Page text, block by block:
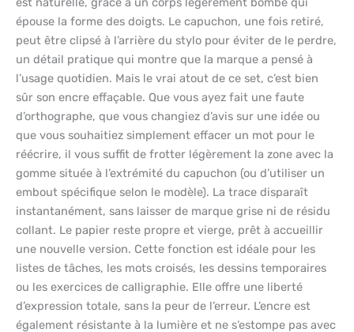
épouse la forme des doigts. Le capuchon, une fois retiré,
peut être clipsé à l’arrière du stylo pour éviter de le perdre,
un détail pratique qui montre que la marque a pensé à
l’usage quotidien. Mais le vrai atout de ce set, c’est bien
sûr son encre effaçable. Que vous ayez fait une faute
d’orthographe, que vous changiez d’avis sur une idée ou
que vous souhaitiez simplement effacer un mot pour le
réécrire, il vous suffit de frotter légèrement la zone avec la
gomme située à l’extrémité du capuchon (ou d’utiliser un
embout spécifique selon le modèle). La trace disparaît
instantanément, sans laisser de marque grise ni de résidu
collant. Le papier reste propre et vierge, prêt à accueillir
une nouvelle version. Cette fonction est idéale pour les
listes de tâches, les mots croisés, les dessins temporaires
ou les exercices de calligraphie. Elle offre une liberté
d’expression totale, sans la peur de l’erreur. L’encre est
également résistante à la lumière et ne s’estompe pas avec